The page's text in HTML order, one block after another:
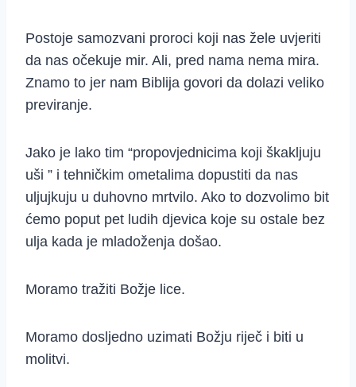
Postoje samozvani proroci koji nas žele uvjeriti
da nas očekuje mir. Ali, pred nama nema mira.
Znamo to jer nam Biblija govori da dolazi veliko
previranje.
Jako je lako tim “propovjednicima koji škakljuju
uši ” i tehničkim ometalima dopustiti da nas
uljujkuju u duhovno mrtvilo. Ako to dozvolimo bit
ćemo poput pet ludih djevica koje su ostale bez
ulja kada je mladoženja došao.
Moramo tražiti Božje lice.
Moramo dosljedno uzimati Božju riječ i biti u
molitvi.